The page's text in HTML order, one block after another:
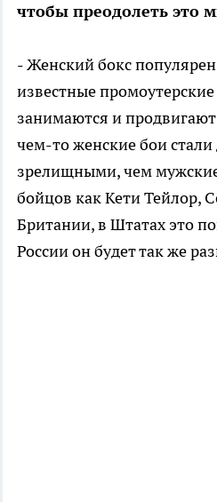
чтобы преодолеть это
- Женский бокс
известные
занимаются и
чем-то женские бои стали
зрелищными, чем
бойцов как Кети Тейлор,
Британии, в Штатах это
России он будет так же